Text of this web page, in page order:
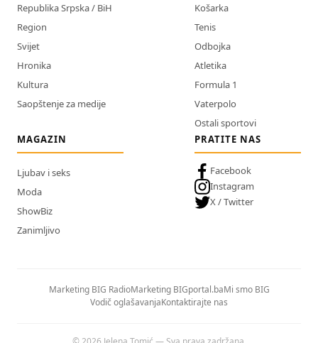
Republika Srpska / BiH
Region
Svijet
Hronika
Kultura
Saopštenje za medije
Košarka
Tenis
Odbojka
Atletika
Formula 1
Vaterpolo
Ostali sportovi
MAGAZIN
Ljubav i seks
Moda
ShowBiz
Zanimljivo
PRATITE NAS
Facebook
Instagram
X / Twitter
Marketing BIG RadioMarketing BIGportal.baMi smo BIG
Vodič oglašavanjaKontaktirajte nas